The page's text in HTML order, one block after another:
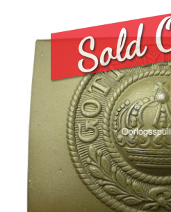
Contact
Terms & Conditions – Shipping